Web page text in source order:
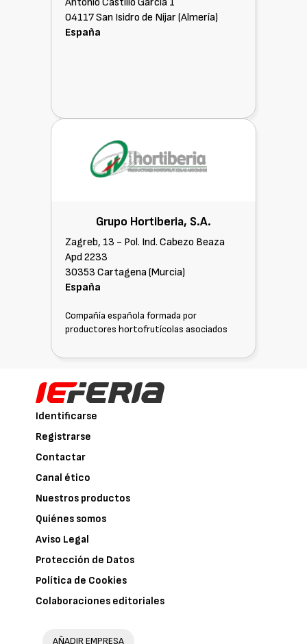
04117 San Isidro de Níjar (Almería)
España
Grupo Hortiberia, S.A.
Zagreb, 13 - Pol. Ind. Cabezo Beaza
Apd 2233
30353 Cartagena (Murcia)
España
Compañía española formada por
productores hortofrutícolas asociados
Identificarse
Registrarse
Contactar
Canal ético
Nuestros productos
Quiénes somos
Aviso Legal
Protección de Datos
Política de Cookies
Colaboraciones editoriales
AÑADIR EMPRESA